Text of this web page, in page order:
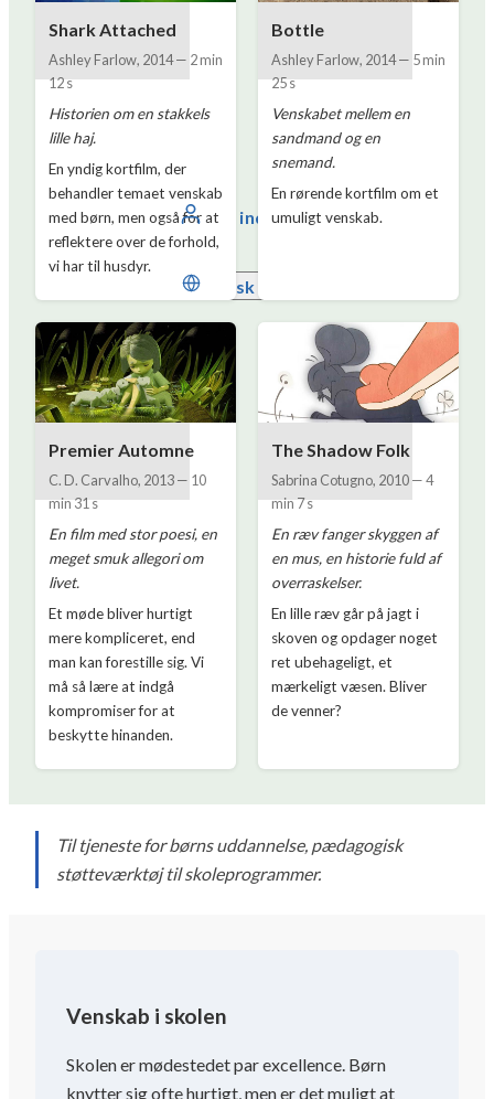
Log ind
Dansk
Shark Attached
Ashley Farlow, 2014— 2 min
12 s
Historien om en stakkels
lille haj.
En yndig kortfilm, der
behandler temaet venskab
med børn, men også for at
reflektere over de forhold,
vi har til husdyr.
Bottle
Ashley Farlow, 2014— 5 min
25 s
Venskabet mellem en
sandmand og en
snemand.
En rørende kortfilm om et
umuligt venskab.
Premier Automne
C. D. Carvalho, 2013— 10
min 31 s
En film med stor poesi, en
meget smuk allegori om
livet.
Et møde bliver hurtigt
mere kompliceret, end
man kan forestille sig. Vi
må så lære at indgå
kompromiser for at
beskytte hinanden.
The Shadow Folk
Sabrina Cotugno, 2010—4
min 7 s
En ræv fanger skyggen af
en mus, en historie fuld af
overraskelser.
En lille ræv går på jagt i
skoven og opdager noget
ret ubehageligt, et
mærkeligt væsen. Bliver
de venner?
Til tjeneste for børns uddannelse, pædagogisk
støtteværktøj til skoleprogrammer.
Venskab i skolen
Skolen er mødestedet par excellence. Børn
knytter sig ofte hurtigt, men er det muligt at